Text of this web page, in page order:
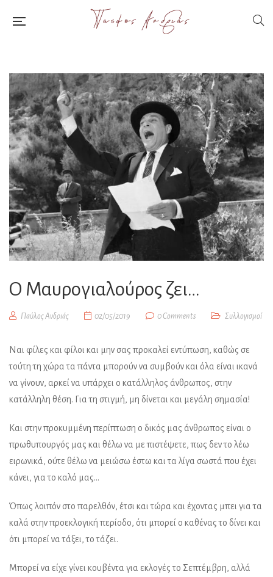
Ο Μαυρογιαλούρος ζει…
Παύλος Ανδριάς 02/05/2019 0 Comments Συλλογισμοί
Ναι φίλες και φίλοι και μην σας προκαλεί εντύπωση, καθώς σε
τούτη τη χώρα τα πάντα μπορούν να συμβούν και όλα είναι ικανά
να γίνουν, αρκεί να υπάρχει ο κατάλληλος άνθρωπος, στην
κατάλληλη θέση. Για τη στιγμή, μη δίνεται και μεγάλη σημασία!
Και στην προκυμμένη περίπτωση ο δικός μας άνθρωπος είναι ο
πρωθυπουργός μας και θέλω να με πιστέψετε, πως δεν το λέω
ειρωνικά, ούτε θέλω να μειώσω έστω και τα λίγα σωστά που έχει
κάνει, για το καλό μας…
Όπως λοιπόν στο παρελθόν, έτσι και τώρα και έχοντας μπει για τα
καλά στην προεκλογική περίοδο, ότι μπορεί ο καθένας το δίνει και
ότι μπορεί να τάξει, το τάζει.
Μπορεί να είχε γίνει κουβέντα για εκλογές το Σεπτέμβρη, αλλά